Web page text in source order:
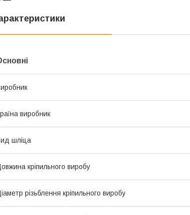
виробник
шліца
кріпильного виробу
різьблення кріпильного виробу